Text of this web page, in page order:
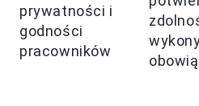
prywatności i
godności
pracowników